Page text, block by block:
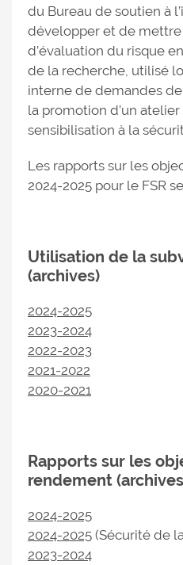
du Bureau de soutien à
développer et de
d’évaluation du risque
de la recherche, utilisé
interne de demandes
la promotion d’un
sensibilisation à la
Les rapports sur les
2024-2025 pour le FSR
Utilisation de la
(archives)
2024-2025
2023-2024
2022-2023
2021-2022
2020-2021
Rapports sur les
rendement
2024-2025
2024-2025 (Sécurité de
2023-2024